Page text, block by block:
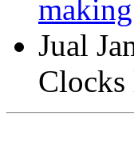
Jual
Clocks